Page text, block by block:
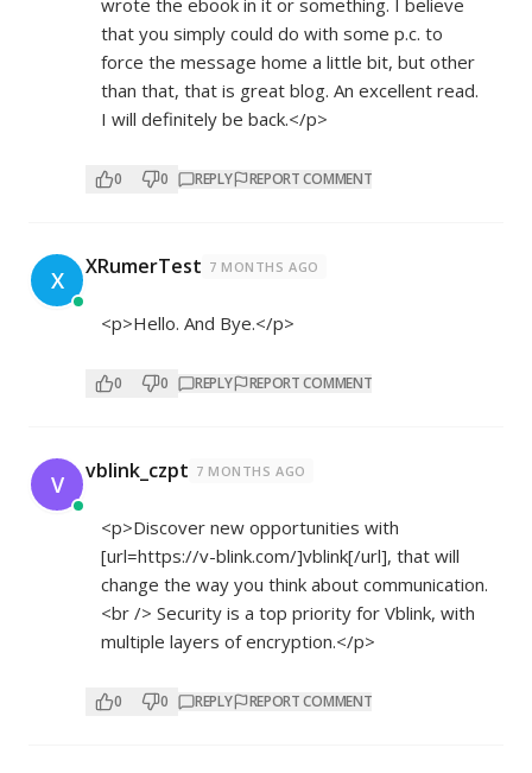
that you simply could do with some p.c. to
force the message home a little bit, but other
than that, that is great blog. An excellent read.
I will definitely be back.</p>
0 0 REPLY REPORT COMMENT
X XRumerTest 7 MONTHS AGO
<p>Hello. And Bye.</p>
0 0 REPLY REPORT COMMENT
V vblink_czpt 7 MONTHS AGO
<p>Discover new opportunities with
[url=https://v-blink.com/]vblink[/url], that will
change the way you think about communication.
<br /> Security is a top priority for Vblink, with
multiple layers of encryption.</p>
0 0 REPLY REPORT COMMENT